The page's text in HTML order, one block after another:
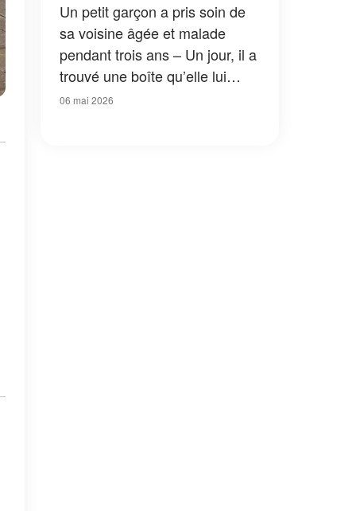
Un petit garçon a pris soin de
sa voisine âgée et malade
pendant trois ans – Un jour, il a
trouvé une boîte qu’elle lui
avait laissée dans sa cour
06 mai 2026